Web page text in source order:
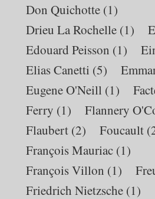
Don Quichotte (1)
Drieu La Rochelle (1)
Edouard Peisson (1)
Elias Canetti (5)
Eugene O'Neill (1)
Ferry (1) Flannery
Flaubert (2) Foucault
François Mauriac (1)
François Villon (1)
Friedrich Nietzsche (1)